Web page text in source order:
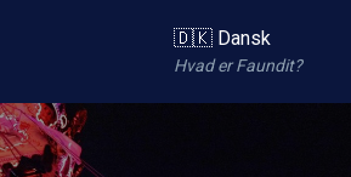
🇩🇰 Dansk
Hvad er Faundit?